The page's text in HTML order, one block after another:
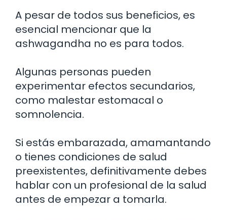
A pesar de todos sus beneficios, es
esencial mencionar que la
ashwagandha no es para todos.
Algunas personas pueden
experimentar efectos secundarios,
como malestar estomacal o
somnolencia.
Si estás embarazada, amamantando
o tienes condiciones de salud
preexistentes, definitivamente debes
hablar con un profesional de la salud
antes de empezar a tomarla.